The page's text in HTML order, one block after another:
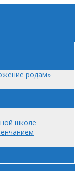
родам»
школе